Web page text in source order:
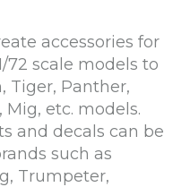
accessories for
72 scale models to
Tiger, Panther,
etc. models.
and decals can be
such as
Trumpeter,